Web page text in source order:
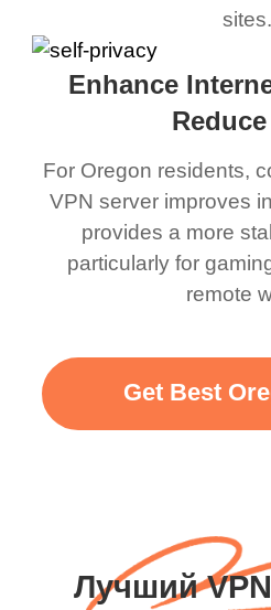
sites.
Enhance
For Oregon residents,
VPN server improves
provides a more
particularly for
remote
Get Best
Лучший